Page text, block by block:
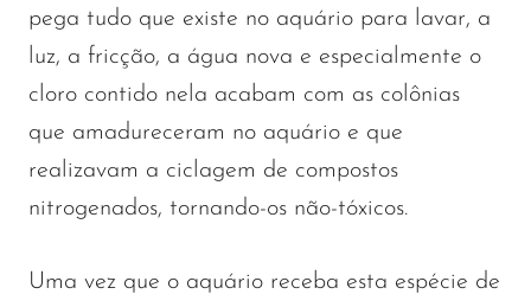
pega tudo que existe no aquário para lavar, a
luz, a fricção, a água nova e especialmente o
cloro contido nela acabam com as colônias
que amadureceram no aquário e que
realizavam a ciclagem de compostos
nitrogenados, tornando-os não-tóxicos.
Uma vez que o aquário receba esta espécie de